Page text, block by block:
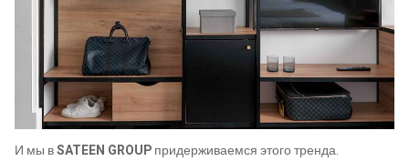
И мы вSATEEN GROUPпридерживаемся этого тренда.